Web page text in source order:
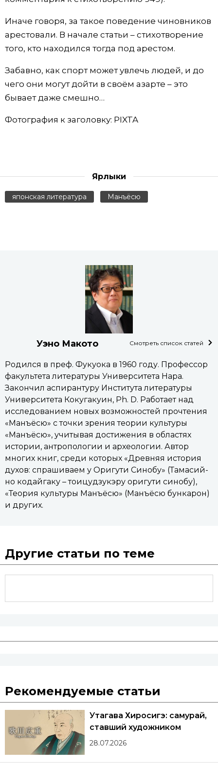
Иначе говоря, за такое поведение чиновников
арестовали. В начале статьи – стихотворение
того, кто находился тогда под арестом.
Забавно, как спорт может увлечь людей, и до
чего они могут дойти в своём азарте – это
бывает даже смешно…
Фотография к заголовку: PIXTA
Ярлыки
японская литература Манъёсю
Уэно Макото Смотреть список статей
Родился в преф. Фукуока в 1960 году. Профессор
факультета литературы Университета Нара.
Закончил аспирантуру Института литературы
Университета Кокугакуин, Ph. D. Работает над
исследованием новых возможностей прочтения
«Манъёсю» с точки зрения теории культуры
«Манъёсю», учитывая достижения в областях
истории, антропологии и археологии. Автор
многих книг, среди которых «Древняя история
духов: спрашиваем у Оригути Синобу» (Тамасий-
но кодайгаку – тоицудзукэру оригути синобу),
«Теория культуры Манъёсю» (Манъёсю бункарон)
и других.
Другие статьи по теме
Рекомендуемые статьи
Утагава Хиросигэ: самурай,
ставший художником
28.07.2026